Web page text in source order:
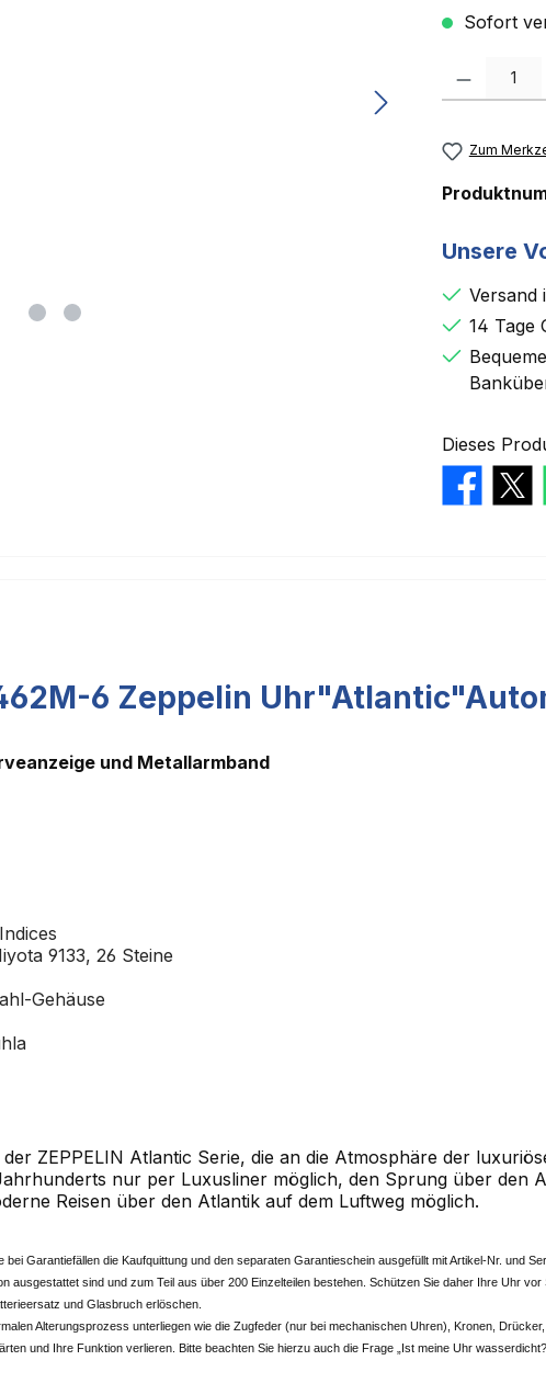
Sofort
Produkt
Zum
Unsere
Versand
14 Tage
Dieses
6 Zeppelin
und Metallarmband
9133, 26 Steine
Gehäuse
ZEPPELIN Atlantic Serie, die an die Atmosphäre der
nur per Luxusliner möglich, den Sprung über den
Reisen über den Atlantik auf dem Luftweg möglich.
bei Garantiefällen die Kaufquittung und den separaten Garantieschein ausgefüllt mit Artikel-Nr. und
sind und zum Teil aus über 200 Einzelteilen bestehen. Schützen Sie daher Ihre Uhr
und Glasbruch erlöschen.
Alterungsprozess unterliegen wie die Zugfeder (nur bei mechanischen Uhren), Kronen,
und Ihre Funktion verlieren. Bitte beachten Sie hierzu auch die Frage „Ist meine Uhr